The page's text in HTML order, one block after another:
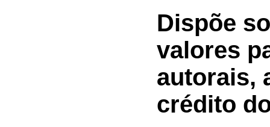
Dispõe
valores
autorais,
crédito